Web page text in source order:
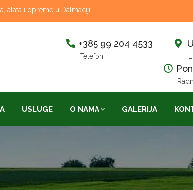
alata i opreme u Dalmaciji!
+385 99 204 4533
Telefon
USLUGE O NAMA GALERIJA